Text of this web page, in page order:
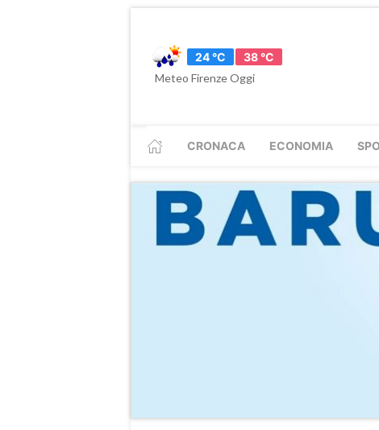
24 °C
38 °C
Meteo Firenze Oggi
CRONACA ECONOMIA